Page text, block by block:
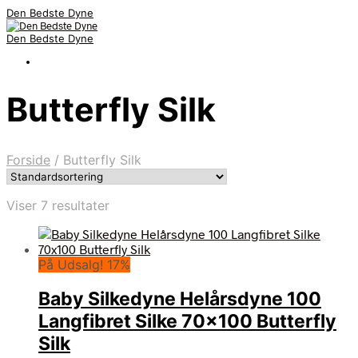
Den Bedste Dyne
Den Bedste Dyne
Butterfly Silk
Forside / Butterfly Silk
Viser 7 resultater
På Udsalg! 17%
Baby Silkedyne Helårsdyne 100
Langfibret Silke 70×100 Butterfly
Silk